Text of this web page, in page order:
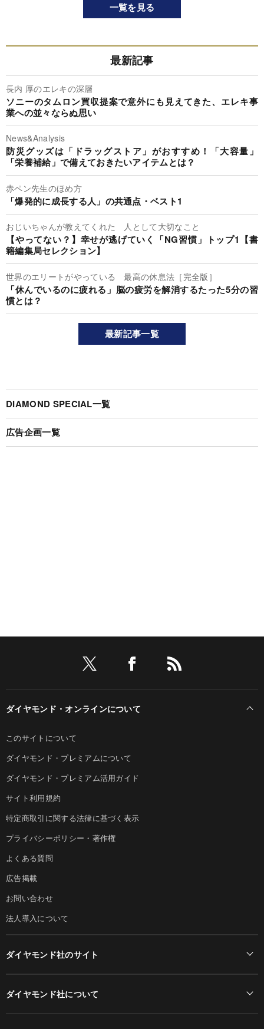
一覧を見る
最新記事
長内 厚のエレキの深層
ソニーのタムロン買収提案で意外にも見えてきた、エレキ事
業への並々ならぬ思い
News&Analysis
防災グッズは「ドラッグストア」がおすすめ！「大容量」
「栄養補給」で備えておきたいアイテムとは？
赤ペン先生のほめ方
「爆発的に成長する人」の共通点・ベスト1
おじいちゃんが教えてくれた 人として大切なこと
【やってない？】幸せが逃げていく「NG習慣」トップ1【書
籍編集局セレクション】
世界のエリートがやっている 最高の休息法［完全版］
「休んでいるのに疲れる」脳の疲労を解消するたった5分の習
慣とは？
最新記事一覧
DIAMOND SPECIAL一覧
広告企画一覧
ダイヤモンド・オンラインについて
このサイトについて
ダイヤモンド・プレミアムについて
ダイヤモンド・プレミアム活用ガイド
サイト利用規約
特定商取引に関する法律に基づく表示
プライバシーポリシー・著作権
よくある質問
広告掲載
お問い合わせ
法人導入について
ダイヤモンド社のサイト
ダイヤモンド社について